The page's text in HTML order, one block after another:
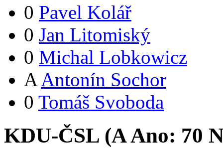
0 Pavel Kolář
0 Jan Litomiský
0 Michal Lobkowicz
A Antonín Sochor
0 Tomáš Svoboda
KDU-ČSL (AAno: 70